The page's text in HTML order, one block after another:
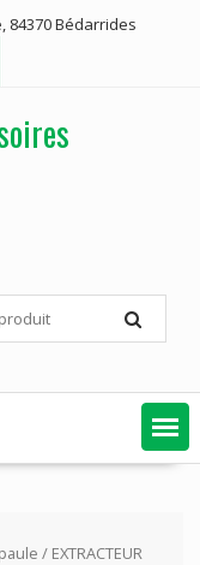
84370 Bédarrides
/ EXTRACTEUR